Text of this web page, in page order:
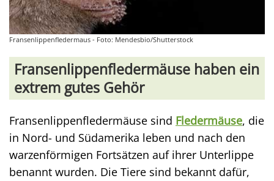
Fransenlippenfledermaus - Foto: Mendesbio/Shutterstock
Fransenlippenfledermäuse haben ein
extrem gutes Gehör
Fransenlippenfledermäuse sind Fledermäuse, die
in Nord- und Südamerika leben und nach den
warzenförmigen Fortsätzen auf ihrer Unterlippe
benannt wurden. Die Tiere sind bekannt dafür,